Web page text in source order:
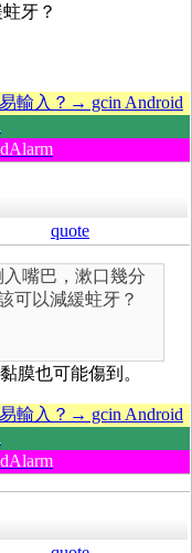
牙？
輸入？→ gcin Android
quote
嘴巴，漱口幾分
可以減緩蛀牙？
膜也可能傷到。
輸入？→ gcin Android